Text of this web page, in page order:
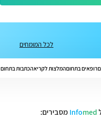
לכל המומחים
רופאים בתחוםהמלצות לקריאהכתבות בתחום
Infomed
מסבירים: